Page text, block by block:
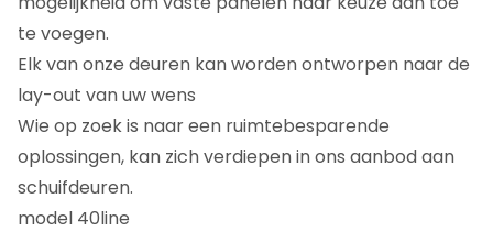
te voegen.
Elk van onze deuren kan worden ontworpen naar de
lay-out van uw wens
Wie op zoek is naar een ruimtebesparende
oplossingen, kan zich verdiepen in ons aanbod aan
schuifdeuren.
model 40line